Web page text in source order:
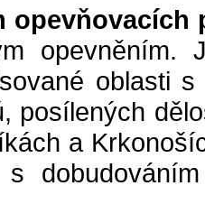
opevňovacích
opevněním.
oblasti
posílených
a
s